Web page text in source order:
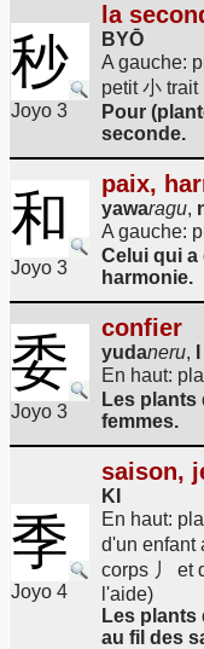
秒
Joyo 3
la
BYŌ
A gauche:
petit 小 trait
Pour
seconde.
和
Joyo 3
paix,
yawaragu,
A gauche:
Celui qui a
harmonie.
委
Joyo 3
confier
yudaneru,
En haut:
Les plants
femmes.
季
Joyo 4
saison,
KI
En haut:
d'un enfant
corps 丿 et
l'aide)
Les plants
au fil des